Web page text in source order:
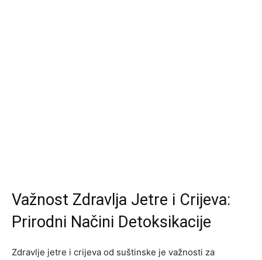
Važnost Zdravlja Jetre i Crijeva:
Prirodni Načini Detoksikacije
Zdravlje jetre i crijeva od suštinske je važnosti za